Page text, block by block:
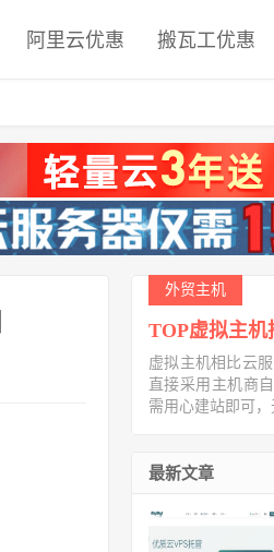
阿里云优惠 搬瓦工优惠
外贸主机
TOP虚拟主机
虚拟主机相比云
直接采用主机商
需用心建站即可
最新文章